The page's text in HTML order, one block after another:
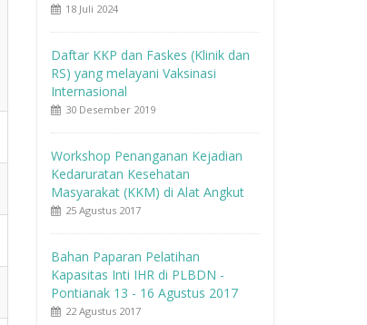
18 Juli 2024
Daftar KKP dan Faskes (Klinik dan
RS) yang melayani Vaksinasi
Internasional
30 Desember 2019
Workshop Penanganan Kejadian
Kedaruratan Kesehatan
Masyarakat (KKM) di Alat Angkut
25 Agustus 2017
Bahan Paparan Pelatihan
Kapasitas Inti IHR di PLBDN -
Pontianak 13 - 16 Agustus 2017
22 Agustus 2017